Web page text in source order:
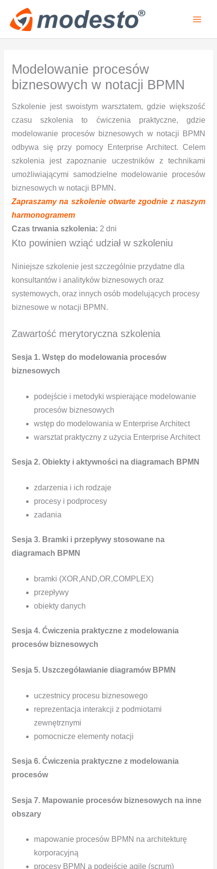
Modelowanie procesów
biznesowych w notacji BPMN
Szkolenie jest swoistym warsztatem, gdzie większość
czasu szkolenia to ćwiczenia praktyczne, gdzie
modelowanie procesów biznesowych w notacji BPMN
odbywa się przy pomocy Enterprise Architect. Celem
szkolenia jest zapoznanie uczestników z technikami
umożliwiającymi samodzielne modelowanie procesów
biznesowych w notacji BPMN.
Zapraszamy na szkolenie otwarte zgodnie z naszym
harmonogramem
Czas trwania szkolenia: 2 dni
Kto powinien wziąć udział w szkoleniu
Niniejsze szkolenie jest szczególnie przydatne dla
konsultantów i analityków biznesowych oraz
systemowych, oraz innych osób modelujących procesy
biznesowe w notacji BPMN.
Zawartość merytoryczna szkolenia
Sesja 1. Wstęp do modelowania procesów
biznesowych
podejście i metodyki wspierające modelowanie
procesów biznesowych
wstęp do modelowania w Enterprise Architect
warsztat praktyczny z użycia Enterprise Architect
Sesja 2. Obiekty i aktywności na diagramach BPMN
zdarzenia i ich rodzaje
procesy i podprocesy
zadania
Sesja 3. Bramki i przepływy stosowane na
diagramach BPMN
bramki (XOR,AND,OR,COMPLEX)
przepływy
obiekty danych
Sesja 4. Ćwiczenia praktyczne z modelowania
procesów biznesowych
Sesja 5. Uszczegóławianie diagramów BPMN
uczestnicy procesu biznesowego
reprezentacja interakcji z podmiotami
zewnętrznymi
pomocnicze elementy notacji
Sesja 6. Ćwiczenia praktyczne z modelowania
procesów
Sesja 7. Mapowanie procesów biznesowych na inne
obszary
mapowanie procesów BPMN na architekturę
korporacyjną
procesy BPMN a podejście agile (scrum)